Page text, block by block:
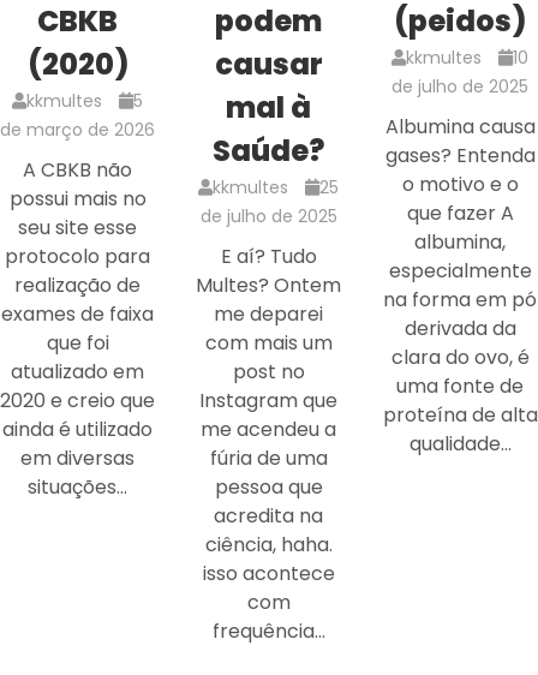
CBKB
(2020)
kkmultes
5
de março de 2026
A CBKB não
possui mais no
seu site esse
protocolo para
realização de
exames de faixa
que foi
atualizado em
2020 e creio que
ainda é utilizado
em diversas
situações…
podem
causar
mal à
Saúde?
kkmultes
25
de julho de 2025
E aí? Tudo
Multes? Ontem
me deparei
com mais um
post no
Instagram que
me acendeu a
fúria de uma
pessoa que
acredita na
ciência, haha.
isso acontece
com
frequência…
(peidos)
kkmultes
10
de julho de 2025
Albumina causa
gases? Entenda
o motivo e o
que fazer A
albumina,
especialmente
na forma em pó
derivada da
clara do ovo, é
uma fonte de
proteína de alta
qualidade…